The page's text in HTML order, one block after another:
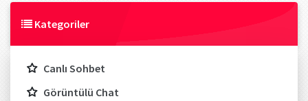
Kategoriler
Canlı Sohbet
Görüntülü Chat